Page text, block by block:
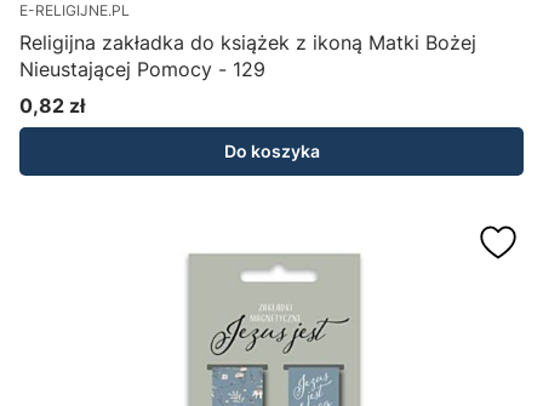
E-RELIGIJNE.PL
Religijna zakładka do książek z ikoną Matki Bożej
Nieustającej Pomocy - 129
Cena
0,82 zł
Do koszyka